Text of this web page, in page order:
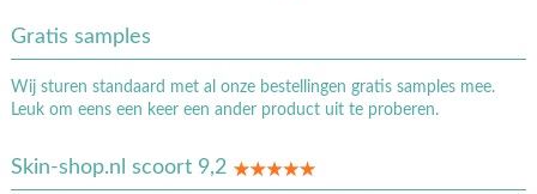
Gratis samples
Wij sturen standaard met al onze bestellingen gratis samples mee.
Leuk om eens een keer een ander product uit te proberen.
Skin-shop.nl scoort 9,2